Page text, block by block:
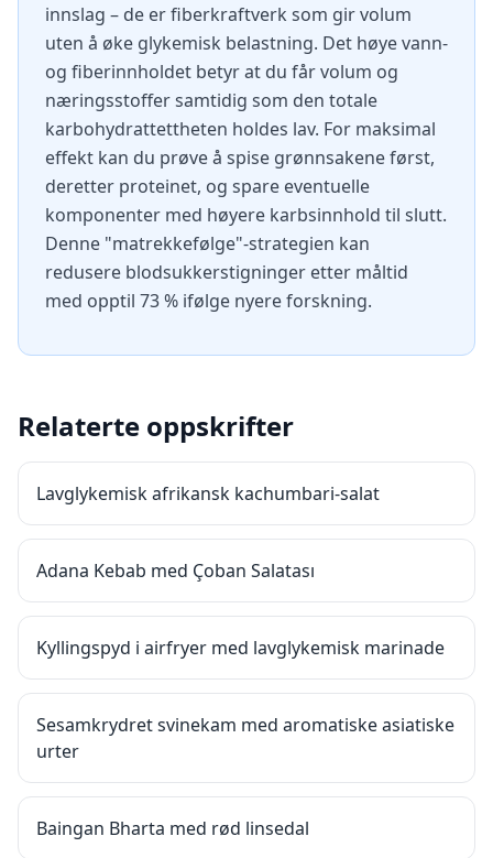
innslag – de er fiberkraftverk som gir volum
uten å øke glykemisk belastning. Det høye vann-
og fiberinnholdet betyr at du får volum og
næringsstoffer samtidig som den totale
karbohydrattettheten holdes lav. For maksimal
effekt kan du prøve å spise grønnsakene først,
deretter proteinet, og spare eventuelle
komponenter med høyere karbsinnhold til slutt.
Denne "matrekkefølge"-strategien kan
redusere blodsukkerstigninger etter måltid
med opptil 73 % ifølge nyere forskning.
Relaterte oppskrifter
Lavglykemisk afrikansk kachumbari-salat
Adana Kebab med Çoban Salatası
Kyllingspyd i airfryer med lavglykemisk marinade
Sesamkrydret svinekam med aromatiske asiatiske
urter
Baingan Bharta med rød linsedal